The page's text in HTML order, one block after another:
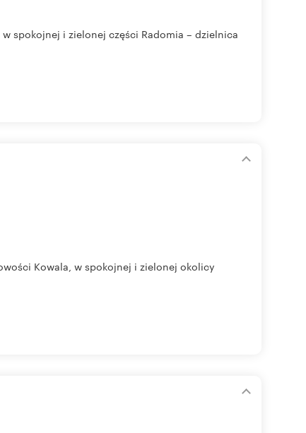
spokojnej i zielonej części Radomia – dzielnica
Kowala, w spokojnej i zielonej okolicy